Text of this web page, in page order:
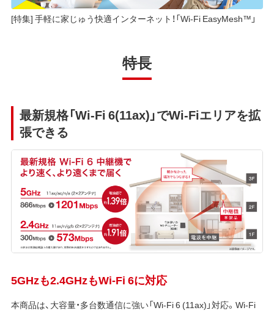
[特集] 手軽に家じゅう快適インターネット！「Wi-Fi EasyMesh™」
特長
最新規格「Wi-Fi 6(11ax)」でWi-Fiエリアを拡
張できる
5GHzも2.4GHzもWi-Fi 6に対応
本商品は、大容量・多台数通信に強い「Wi-Fi 6 (11ax)」対応。Wi-Fi